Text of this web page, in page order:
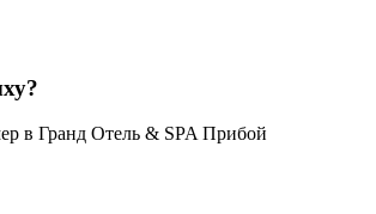
в Гранд Отель & SPA Прибой